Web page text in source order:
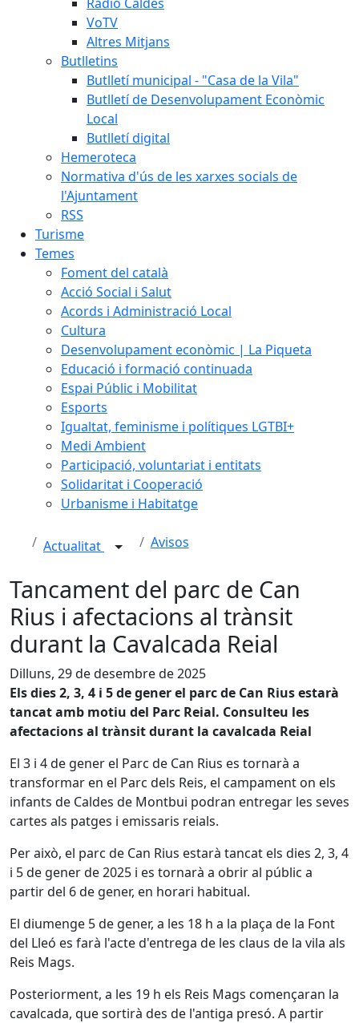
VoTV
Altres Mitjans
Butlletins
Butlletí municipal - "Casa de la Vila"
Butlletí de Desenvolupament Econòmic
Local
Butlletí digital
Hemeroteca
Normativa d'ús de les xarxes socials de
l'Ajuntament
RSS
Turisme
Temes
Foment del català
Acció Social i Salut
Acords i Administració Local
Cultura
Desenvolupament econòmic | La Piqueta
Educació i formació continuada
Espai Públic i Mobilitat
Esports
Igualtat, feminisme i polítiques LGTBI+
Medi Ambient
Participació, voluntariat i entitats
Solidaritat i Cooperació
Urbanisme i Habitatge
Actualitat Avisos
Tancament del parc de Can
Rius i afectacions al trànsit
durant la Cavalcada Reial
Dilluns, 29 de desembre de 2025
Els dies 2, 3, 4 i 5 de gener el parc de Can Rius estarà
tancat amb motiu del Parc Reial. Consulteu les
afectacions al trànsit durant la cavalcada Reial
El 3 i 4 de gener el Parc de Can Rius es tornarà a
transformar en el Parc dels Reis, el campament on els
infants de Caldes de Montbui podran entregar les seves
cartes als patges i emissaris reials.
Per això, el parc de Can Rius estarà tancat els dies 2, 3, 4
i 5 de gener de 2025 i es tornarà a obrir al públic a
partir del 6 de gener, en horari habitual.
El diumenge 5 de gener, a les 18 h a la plaça de la Font
del Lleó es farà l'acte d'entrega de les claus de la vila als
Reis Mags.
Posteriorment, a les 19 h els Reis Mags començaran la
cavalcada, que sortirà des de l'antiga presó. A partir